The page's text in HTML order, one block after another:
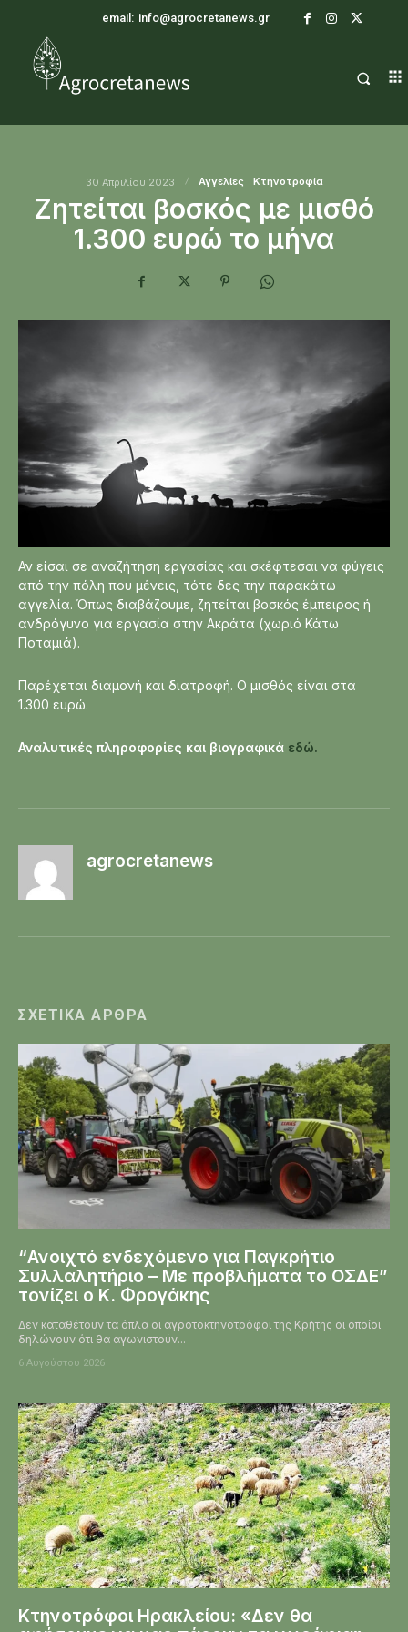
email: info@agrocretanews.gr
30 Απριλίου 2023 Αγγελίες Κτηνοτροφία
Ζητείται βοσκός με μισθό
1.300 ευρώ το μήνα
Αν είσαι σε αναζήτηση εργασίας και σκέφτεσαι να φύγεις
από την πόλη που μένεις, τότε δες την παρακάτω
αγγελία. Όπως διαβάζουμε, ζητείται βοσκός έμπειρος ή
ανδρόγυνο για εργασία στην Ακράτα (χωριό Κάτω
Ποταμιά).
Παρέχεται διαμονή και διατροφή. Ο μισθός είναι στα
1.300 ευρώ.
Αναλυτικές πληροφορίες και βιογραφικά εδώ.
agrocretanews
ΣΧΕΤΙΚΆ ΆΡΘΡΑ
“Ανοιχτό ενδεχόμενο για Παγκρήτιο
Συλλαλητήριο – Με προβλήματα το ΟΣΔΕ”
τονίζει ο Κ. Φρογάκης
Δεν καταθέτουν τα όπλα οι αγροτοκτηνοτρόφοι της Κρήτης οι οποίοι
δηλώνουν ότι θα αγωνιστούν...
6 Αυγούστου 2026
Κτηνοτρόφοι Ηρακλείου: «Δεν θα